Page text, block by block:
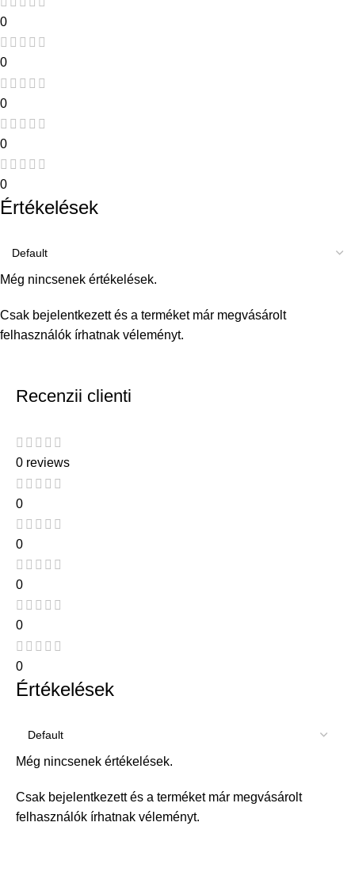
0
0
0
0
0
Értékelések
Még nincsenek értékelések.
Csak bejelentkezett és a terméket már megvásárolt
felhasználók írhatnak véleményt.
Recenzii clienti
0 reviews
0
0
0
0
0
Értékelések
Még nincsenek értékelések.
Csak bejelentkezett és a terméket már megvásárolt
felhasználók írhatnak véleményt.